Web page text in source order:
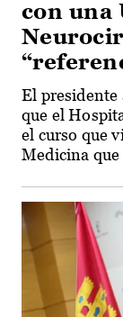
con una
El presidente
que el
el curso que
Medicina